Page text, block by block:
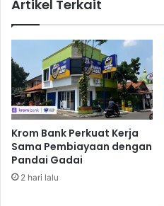
l
m
p
u
r
a
T
e
r
d
m
p
k
Artikel Terkait
Krom Bank Perkuat Kerja
Sama Pembiayaan dengan
Pandai Gadai
2 hari lalu